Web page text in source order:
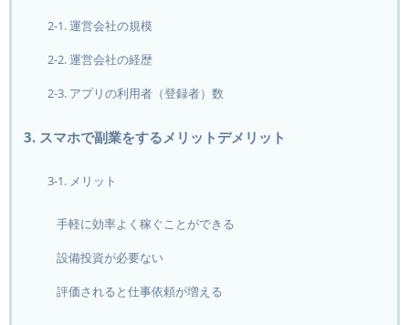
2-1. 運営会社の規模
2-2. 運営会社の経歴
2-3. アプリの利用者（登録者）数
3. スマホで副業をするメリットデメリット
3-1. メリット
手軽に効率よく稼ぐことができる
設備投資が必要ない
評価されると仕事依頼が増える